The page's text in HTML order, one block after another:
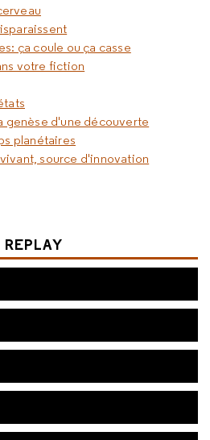
ça coule ou ça casse
votre fiction
genèse d'une découverte
planétaires
source d'innovation